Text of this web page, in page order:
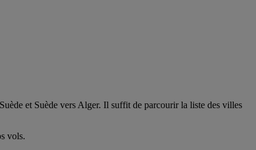
et Suède vers Alger. Il suffit de parcourir la liste des villes
vols.